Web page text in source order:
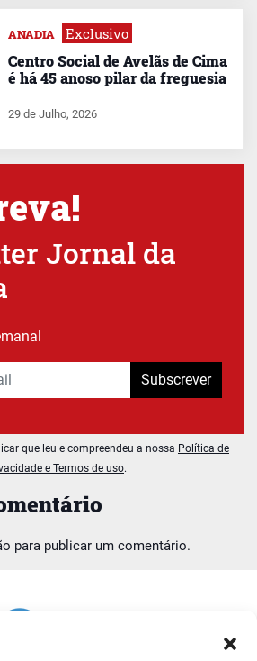
para publicar um comentário.
ANADIA Exclusivo
Centro Social de Avelãs de Cima
é há 45 anoso pilar da freguesia
29 de Julho, 2026
Jornal da
Subscrever
que leu e compreendeu a nossa Política de
e Termos de uso.